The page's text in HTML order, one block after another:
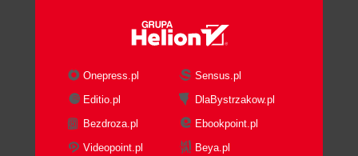
Onepress.pl
Sensus.pl
Editio.pl
DlaBystrzakow.pl
Bezdroza.pl
Ebookpoint.pl
Videopoint.pl
Beya.pl